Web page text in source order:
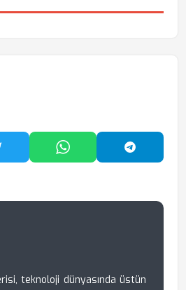
Paylaş
WhatsApp'ta Paylaş
teknoloji dünyasında üstün